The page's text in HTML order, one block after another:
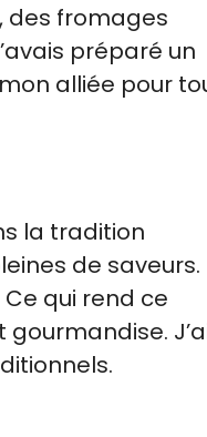
des fromages
préparé un
alliée pour
la tradition
de saveurs.
qui rend ce